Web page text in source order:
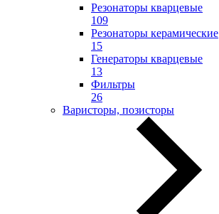
Резонаторы кварцевые
109
Резонаторы керамические
15
Генераторы кварцевые
13
Фильтры
26
Варисторы, позисторы